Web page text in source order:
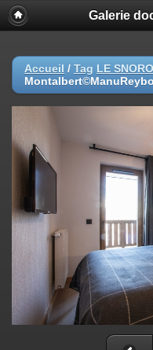
Galerie
Accueil / Tag LE